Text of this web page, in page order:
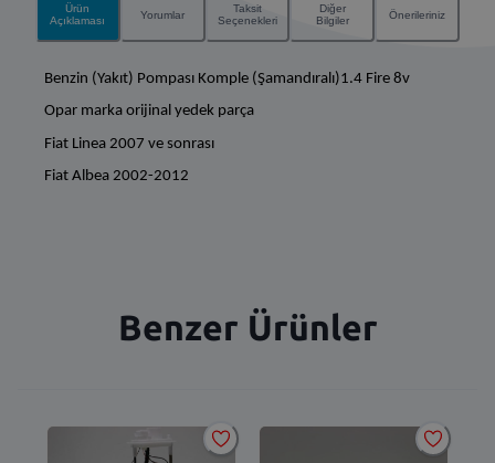
Ürün
Açıklaması
Yorumlar
Taksit
Seçenekleri
Diğer
Bilgiler
Önerileriniz
Benzer Ürünler